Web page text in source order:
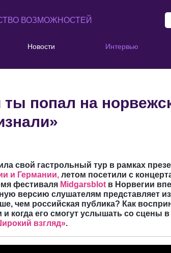
ВОЗМОЖНОСТЕЙ
Новости Интервью
попал на
свой гастрольный тур в рамках
и Германии, летом посетили с
фестиваля Midgarsblot в Норвегии
версию слушателям представляет
чем российская публика? Как
когда его смогут услышать со сцены в
взгляд».